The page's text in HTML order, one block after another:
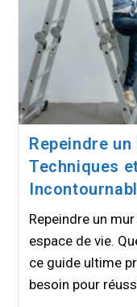
Repeindre
Techniques
Repeindre un
espace de vie.
ce guide ultime
besoin pour